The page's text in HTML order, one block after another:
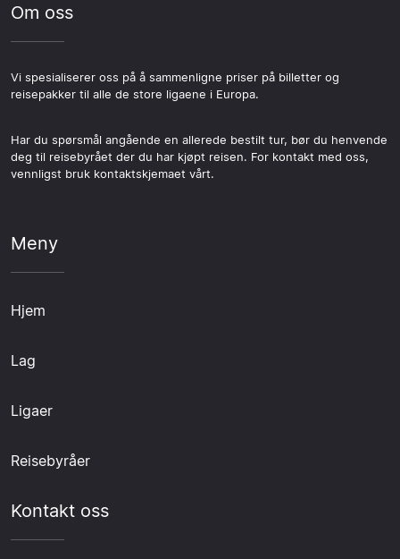
Om oss
Vi spesialiserer oss på å sammenligne priser på billetter og
reisepakker til alle de store ligaene i Europa.
Har du spørsmål angående en allerede bestilt tur, bør du henvende
deg til reisebyrået der du har kjøpt reisen. For kontakt med oss,
vennligst bruk kontaktskjemaet vårt.
Meny
Hjem
Lag
Ligaer
Reisebyråer
Kontakt oss